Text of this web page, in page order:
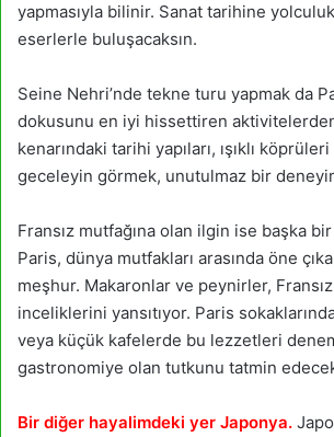
yapmasıyla bilinir. Sanat tarihine
eserlerle buluşacaksın.
Seine Nehri’nde tekne turu yapmak da
dokusunu en iyi hissettiren
kenarındaki tarihi yapıları, ışıklı
geceleyin görmek, unutulmaz bir
Fransız mutfağına olan ilgin ise başka
Paris, dünya mutfakları arasında öne
meşhur. Makaronlar ve peynirler, Fransız
inceliklerini yansıtıyor. Paris
veya küçük kafelerde bu lezzetleri
gastronomiye olan tutkunu tatmin
Bir diğer hayalimdeki yer Japonya.